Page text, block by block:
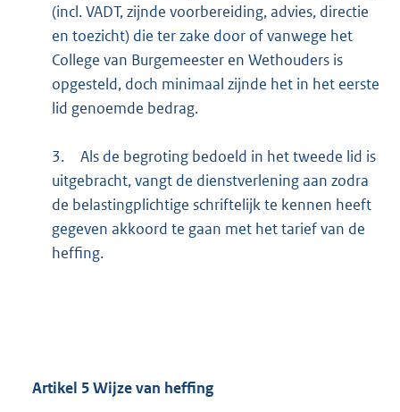
(incl. VADT, zijnde voorbereiding, advies, directie
en toezicht) die ter zake door of vanwege het
College van Burgemeester en Wethouders is
opgesteld, doch minimaal zijnde het in het eerste
lid genoemde bedrag.
3.
Als de begroting bedoeld in het tweede lid is
uitgebracht, vangt de dienstverlening aan zodra
de belastingplichtige schriftelijk te kennen heeft
gegeven akkoord te gaan met het tarief van de
heffing.
Artikel 5Wijze van heffing